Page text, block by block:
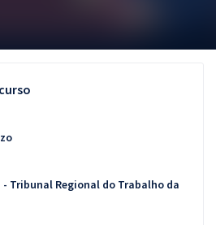
- Tribunal Regional do Trabalho da